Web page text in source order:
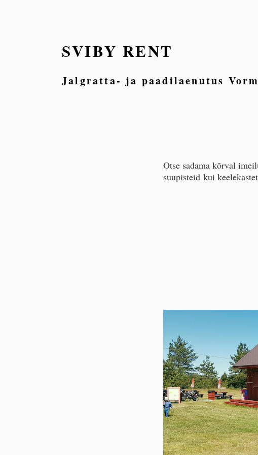
SVIBY RENT
Jalgratta- ja paadilaenutus
Otse sadama kõrval
suupisteid kui